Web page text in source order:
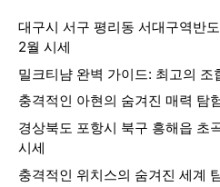
대구시 서구 평리동 서대구역반
2월 시세
밀크티냠 완벽 가이드: 최고의 조
충격적인 아현의 숨겨진 매력 탐
경상북도 포항시 북구 흥해읍 초
시세
충격적인 위치스의 숨겨진 세계